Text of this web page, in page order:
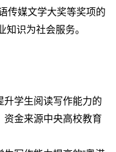
传媒文学大奖等奖项的
知识为社会服务。
升学生阅读写作能力的
资金来源中央高校教育